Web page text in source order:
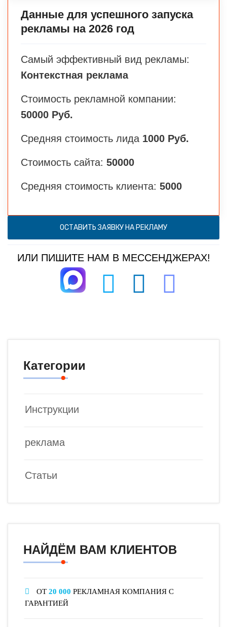
Данные для успешного запуска
рекламы на 2026 год
Самый эффективный вид рекламы:
Контекстная реклама
Стоимость рекламной компании:
50000 Руб.
Средняя стоимость лида 1000 Руб.
Стоимость сайта: 50000
Средняя стоимость клиента: 5000
ОСТАВИТЬ ЗАЯВКУ НА РЕКЛАМУ
ИЛИ ПИШИТЕ НАМ В МЕССЕНДЖЕРАХ!
Категории
Инструкции
реклама
Статьи
НАЙДЁМ ВАМ КЛИЕНТОВ
ОТ 20 000 РЕКЛАМНАЯ КОМПАНИЯ С
ГАРАНТИЕЙ